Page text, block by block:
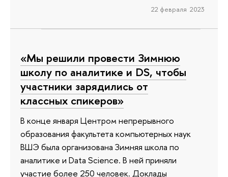
22 февраля 2023
«Мы решили провести Зимнюю
школу по аналитике и DS, чтобы
участники зарядились от
классных спикеров»
В конце января Центром непрерывного
образования факультета компьютерных наук
ВШЭ была организована Зимняя школа по
аналитике и Data Science. В ней приняли
участие более 250 человек. Доклады